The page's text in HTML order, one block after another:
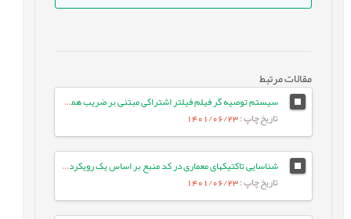
مقالات مرتبط
سیستم توصیه گر فیلم فیلتر اشتراکی مبتنی بر ضریب همبستگی بین کاربران و محاسبه میانگین وزنی امتیازات با دقت بالا
تاریخ چاپ: 1401/06/23
شناسایی تاکتیک‏های معماری در کد منبع بر اساس یک رویکرد معنایی
تاریخ چاپ: 1401/06/23